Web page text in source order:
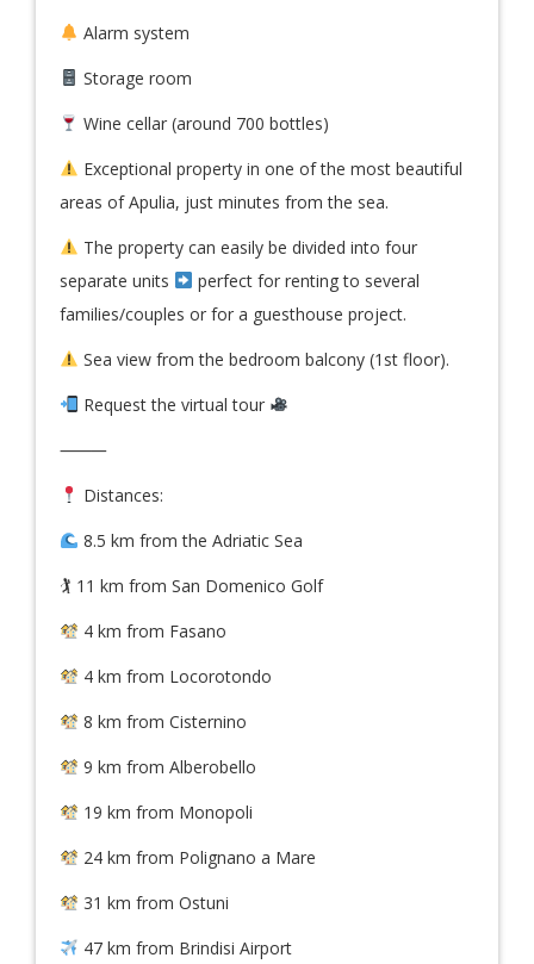
Alarm system
Storage room
Wine cellar (around 700 bottles)
Exceptional property in one of the most beautiful
areas of Apulia, just minutes from the sea.
The property can easily be divided into four
separate units
perfect for renting to several
families/couples or for a guesthouse project.
Sea view from the bedroom balcony (1st floor).
Request the virtual tour
⸻
Distances:
8.5 km from the Adriatic Sea
🏌️ 11 km from San Domenico Golf
4 km from Fasano
4 km from Locorotondo
8 km from Cisternino
9 km from Alberobello
19 km from Monopoli
24 km from Polignano a Mare
31 km from Ostuni
47 km from Brindisi Airport